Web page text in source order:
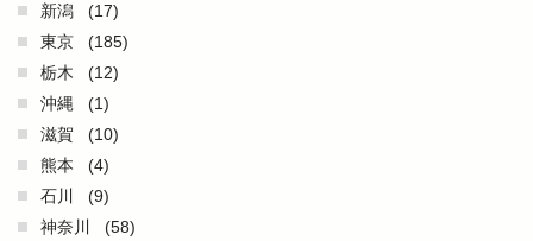
新潟
(17)
東京
(185)
栃木
(12)
沖縄
(1)
滋賀
(10)
熊本
(4)
石川
(9)
神奈川
(58)